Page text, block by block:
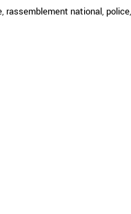
rassemblement national police